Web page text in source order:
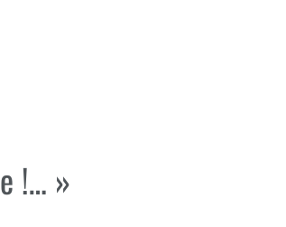
!… »